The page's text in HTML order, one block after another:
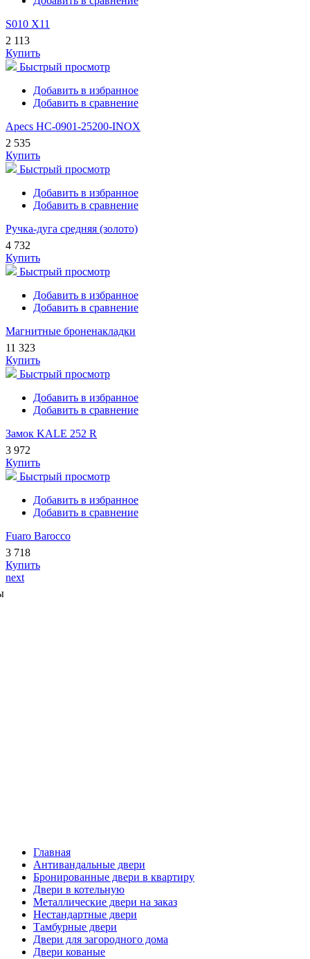
S010 X11
2 113
Купить
Быстрый просмотр
Добавить в избранное
Добавить в сравнение
Apecs HC-0901-25200-INOX
2 535
Купить
Быстрый просмотр
Добавить в избранное
Добавить в сравнение
Ручка-дуга средняя (золото)
4 732
Купить
Быстрый просмотр
Добавить в избранное
Добавить в сравнение
Магнитные броненакладки
11 323
Купить
Быстрый просмотр
Добавить в избранное
Добавить в сравнение
Замок KALE 252 R
3 972
Купить
Быстрый просмотр
Добавить в избранное
Добавить в сравнение
Fuaro Barocco
3 718
Купить
next
Главная
Антивандальные двери
Бронированные двери в квартиру
Двери в котельную
Металлические двери на заказ
Нестандартные двери
Тамбурные двери
Двери для загородного дома
Двери кованые